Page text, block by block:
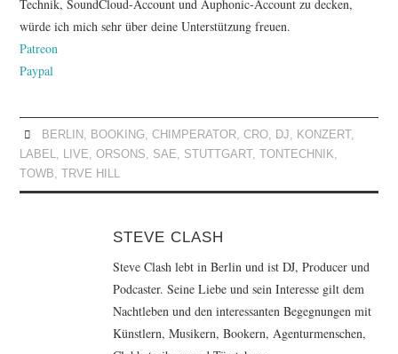
Technik, SoundCloud-Account und Auphonic-Account zu decken,
würde ich mich sehr über deine Unterstützung freuen.
Patreon
Paypal
BERLIN BOOKING CHIMPERATOR, CRO, DJ KONZERT,
LABEL
LIVE ,ORSONS SAE STUTTGART,TONTECHNIK
TOWB
,TRVE HILL
STEVE CLASH
Steve Clash lebt in Berlin und ist DJ, Producer und
Podcaster. Seine Liebe und sein Interesse gilt dem
Nachtleben und den interessanten Begegnungen mit
Künstlern, Musikern, Bookern, Agenturmenschen,